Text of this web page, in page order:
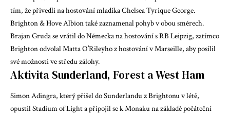
tím, že přivedli na hostování mladíka Chelsea Tyrique George.
Brighton & Hove Albion také zaznamenal pohyb v obou směrech.
Brajan Gruda se vrátil do Německa na hostování s RB Leipzig, zatímco
Brighton odvolal Matta O’Rileyho z hostování v Marseille, aby posílil
své možnosti ve středu zálohy.
Aktivita Sunderland, Forest a West Ham
Simon Adingra, který přišel do Sunderlandu z Brightonu v létě,
opustil Stadium of Light a připojil se k Monaku na základě počáteční